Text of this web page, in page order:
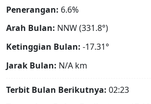
Penerangan: 6.6%
Arah Bulan: NNW (331.8°)
Ketinggian Bulan: -17.31°
Jarak Bulan: N/A km
Terbit Bulan Berikutnya: 02:23